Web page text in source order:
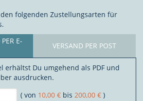
folgenden Zustellungsarten für
E-
VERSAND PER POST
erhältst Du umgehend als PDF und
ausdrucken.
( von 10,00 € bis 200,00 € )